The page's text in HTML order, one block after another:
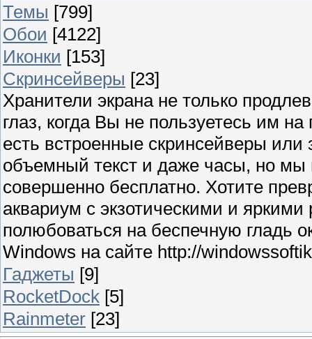
Темы [799]
Обои [4122]
Иконки [153]
Скринсейверы [23]
Хранители экрана не только
глаз, когда Вы не пользуетесь им
есть встроенные скринсейверы или
объемный текст и даже часы, но мы
совершенно бесплатно. Хотите
аквариум с экзотическими и
полюбоваться на беспечную гладь
Windows на сайте http://
Гаджеты [9]
RocketDock [5]
Rainmeter [23]